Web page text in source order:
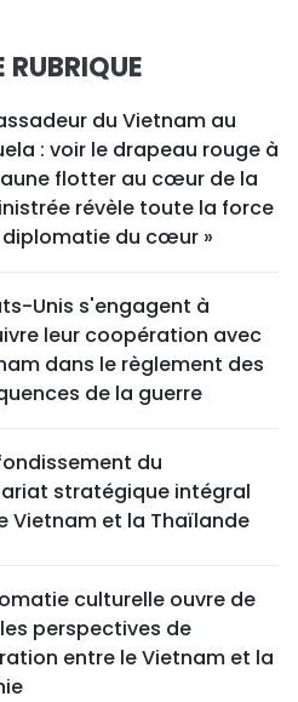
du Vietnam au
: voir le drapeau rouge à
flotter au cœur de la
révèle toute la force
diplomatie du cœur »
Unis s'engagent à
leur coopération avec
dans le règlement des
de la guerre
du
stratégique intégral
Vietnam et la Thaïlande
culturelle ouvre de
perspectives de
entre le Vietnam et la